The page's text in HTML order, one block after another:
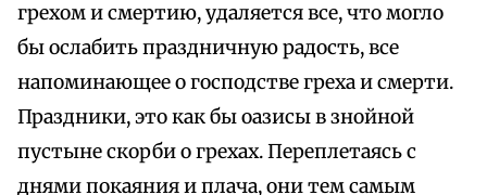
грехом и смертию, удаляется все, что могло
бы ослабить праздничную радость, все
напоминающее о господстве греха и смерти.
Праздники, это как бы оазисы в знойной
пустыне скорби о грехах. Переплетаясь с
днями покаяния и плача, они тем самым